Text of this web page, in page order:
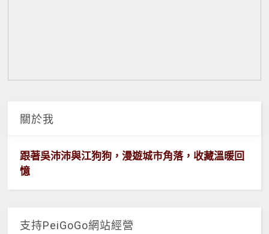
關於我
跟著吳沛沛與江狗狗，漫遊城市角落，收藏溫暖回
憶
支持PeiGoGo網站經營